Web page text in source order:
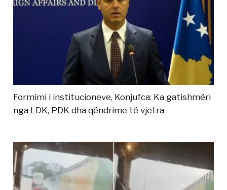
Formimi i institucioneve, Konjufca: Ka gatishmëri
nga LDK, PDK dha qëndrime të vjetra